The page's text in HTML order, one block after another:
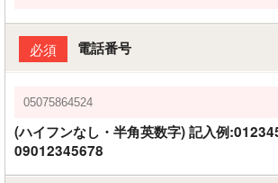
必須 電話番号
(ハイフンなし・半角英数字) 記入例
09012345678